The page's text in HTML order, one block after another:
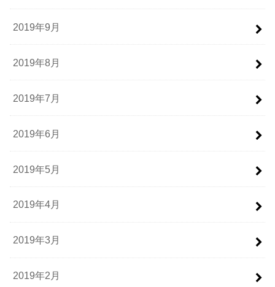
2019年9月
2019年8月
2019年7月
2019年6月
2019年5月
2019年4月
2019年3月
2019年2月